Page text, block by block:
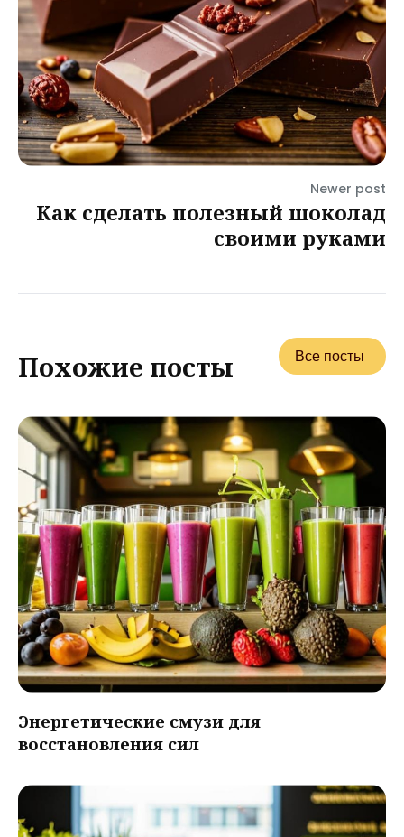
Newer post
Как сделать полезный шоколад
своими руками
Похожие посты Все посты
Энергетические смузи для
восстановления сил